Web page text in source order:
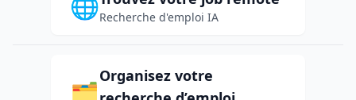
Recherche d'emploi IA
Organisez votre